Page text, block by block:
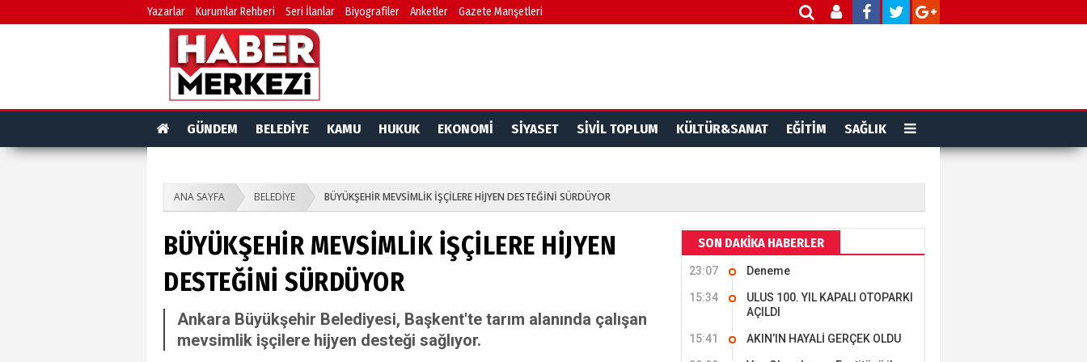
Yazarlar Kurumlar Rehberi Seri İlanlar Biyografiler Anketler Gazete Manşetleri
GÜNDEM BELEDİYE KAMU HUKUK EKONOMİ SİYASET SİVİL TOPLUM KÜLTÜR&SANAT EĞİTİM SAĞLIK
ANA SAYFA BELEDİYE BÜYÜKŞEHİR MEVSİMLİK İŞÇİLERE HİJYEN DESTEĞİNİ SÜRDÜYOR
BÜYÜKŞEHİR MEVSİMLİK İŞÇİLERE HİJYEN
DESTEĞİNİ SÜRDÜYOR
Ankara Büyükşehir Belediyesi, Başkent'te tarım alanında çalışan
mevsimlik işçilere hijyen desteği sağlıyor.
SON DAKİKA HABERLER
23:07 Deneme
15:34
ULUS 100. YIL KAPALI OTOPARKI
AÇILDI
15:41 AKIN’IN HAYALİ GERÇEK OLDU